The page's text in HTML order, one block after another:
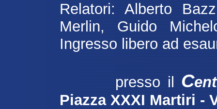
Relatori: Alberto
Merlin, Guido
Ingresso libero ad
presso il C
Piazza XXXI Martiri -